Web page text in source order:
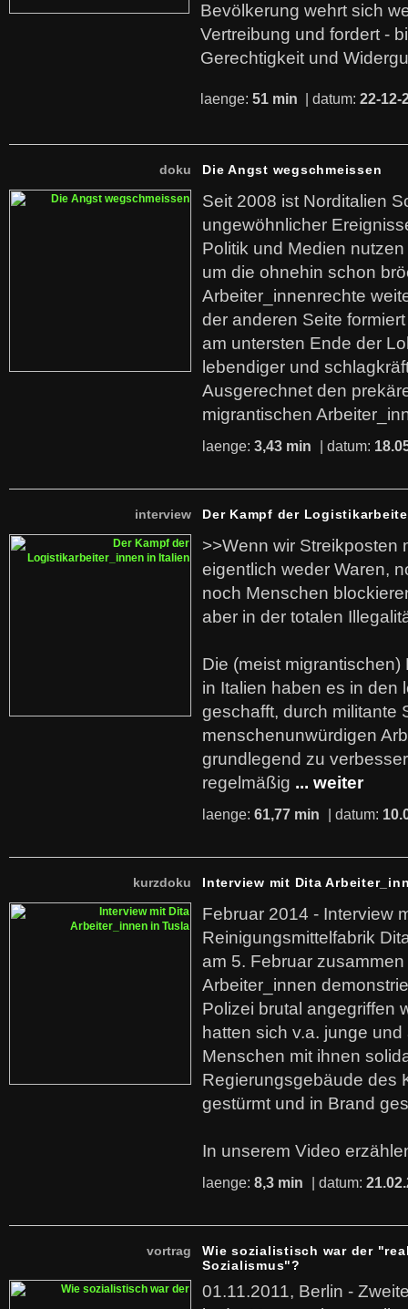
Bevölkerung wehrt sich
Vertreibung und fordert -
Gerechtigkeit und
laenge: 51 min | datum: 22-12-
doku Die Angst wegschmeissen
Seit 2008 ist Norditalien
ungewöhnlicher
Politik und Medien
um die ohnehin schon
Arbeiter_innenrechte
der anderen Seite
am untersten Ende der
lebendiger und
Ausgerechnet den
migrantischen
laenge: 3,43 min | datum:
interview Der Kampf der
>>Wenn wir Streikposten
eigentlich weder Waren,
noch Menschen
aber in der totalen
Die (meist
in Italien haben es in den
geschafft, durch militante
menschenunwürdigen
grundlegend zu
regelmäßig ... weiter
laenge: 61,77 min | datum:
kurzdoku Interview mit Dita
Februar 2014 - Interview
Reinigungsmittelfabrik
am 5. Februar
Arbeiter_innen
Polizei brutal angegriffen
hatten sich v.a. junge
Menschen mit ihnen
Regierungsgebäude des
gestürmt und in Brand
In unserem Video
laenge: 8,3 min | datum:
vortrag
Wie sozialistisch war der
Sozialismus"?
01.11.2011, Berlin -